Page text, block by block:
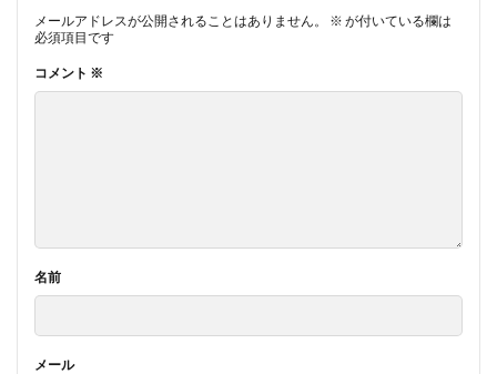
メールアドレスが公開されることはありません。 ※ が付いている欄は
必須項目です
コメント ※
名前
メール